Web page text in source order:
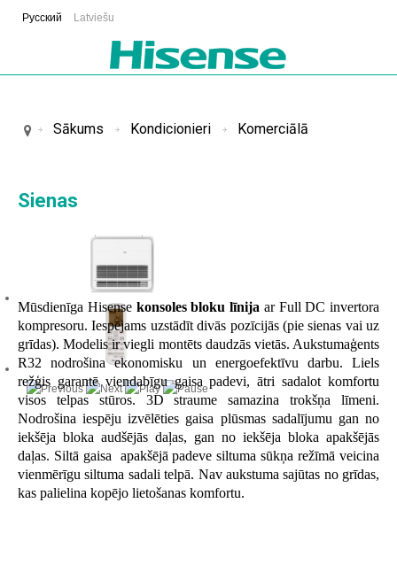
Русский Latviešu
Sākums Kondicionieri Komerciālā
Sienas
Mūsdienīga Hisense konsoles bloku līnija ar Full DC invertora
kompresoru. Iespējams uzstādīt divās pozīcijās (pie sienas vai uz
grīdas). Modelis ir viegli montēts daudzās vietās. Aukstumaģents
R32 nodrošina ekonomisku un energoefektīvu darbu. Liels
režģis garantē viendabīgu gaisa padevi, ātri sadalot komfortu
visos telpas stūros. 3D straume samazina trokšņa līmeni.
Nodrošina iespēju izvēlēties gaisa plūsmas sadalījumu gan no
iekšēja bloka audšējās daļas, gan no iekšēja bloka apakšējās
daļas. Siltā gaisa apakšējā padeve siltuma sūkņa režīmā veicina
vienmērīgu siltuma sadali telpā. Nav aukstuma sajūtas no grīdas,
kas palielina kopējo lietošanas komfortu.